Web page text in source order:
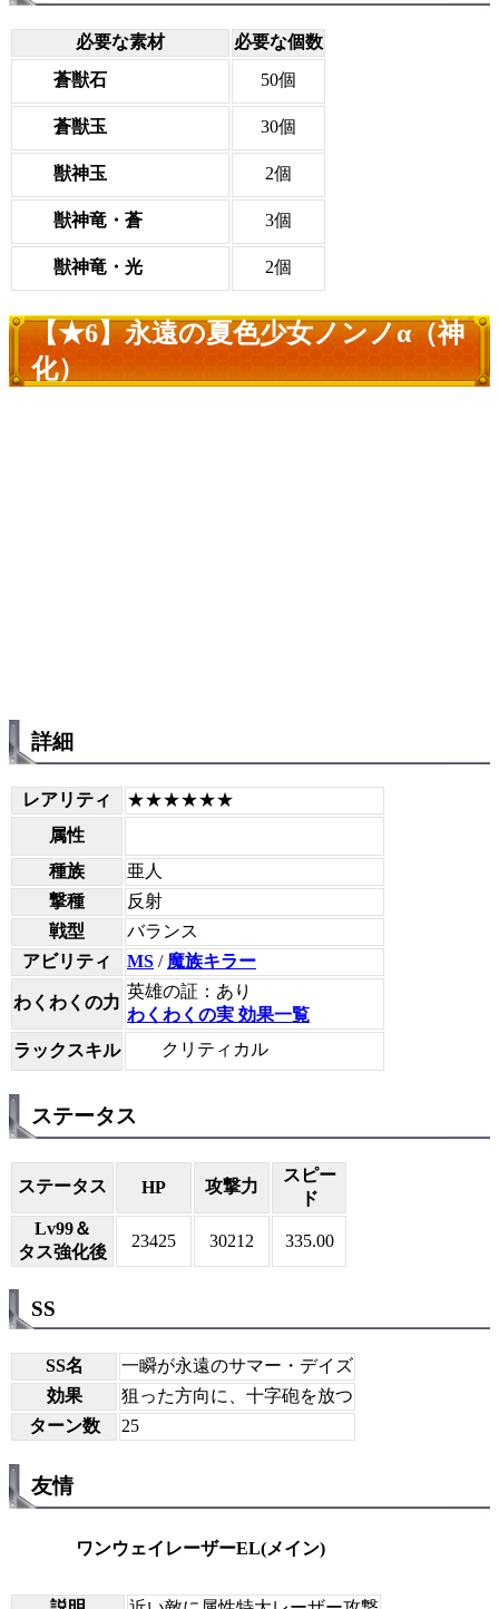
必要な素材
必要な個数
蒼獣石
50個
蒼獣玉 30個
獣神玉 2個
獣神竜・蒼 3個
獣神竜・光 2個
【★6】永遠の夏色少女ノンノα（神
化）
詳細
レアリティ
★★★★★★
属性
種族
亜人
撃種
反射
戦型
バランス
アビリティ
MS / 魔族キラー
わくわくの力
英雄の証：あり
わくわくの実 効果一覧
ラックスキル
クリティカル
ステータス
ステータス HP 攻撃力
スピー
ド
Lv99＆
タス強化後
23425 30212 335.00
SS
SS名
一瞬が永遠のサマー・デイズ
効果
狙った方向に、十字砲を放つ
ターン数
25
友情
ワンウェイレーザーEL(メイン)